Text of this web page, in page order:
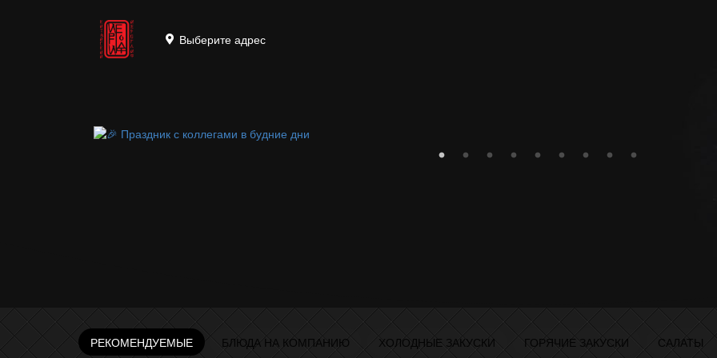
Выберите адрес
РЕКОМЕНДУЕМЫЕ БЛЮДА НА КОМПАНИЮ ХОЛОДНЫЕ ЗАКУСКИ ГОРЯЧИЕ ЗАКУСКИ САЛАТЫ